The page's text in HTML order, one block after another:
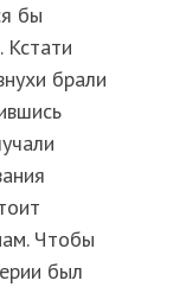
бы
брали
Чтобы
был